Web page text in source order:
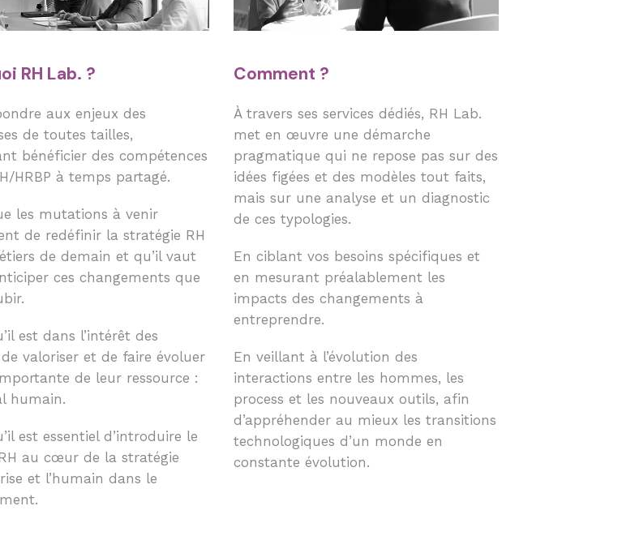
RH Lab. ?
aux enjeux des
de toutes tailles,
bénéficier des compétences
HRBP à temps partagé.
les mutations à venir
de redéfinir la stratégie RH
de demain et qu’il vaut
ces changements que
est dans l’intérêt des
valoriser et de faire évoluer
de leur ressource :
humain.
est essentiel d’introduire le
au cœur de la stratégie
et l’humain dans le
Comment ?
À travers ses services dédiés, RH Lab.
met en œuvre une démarche
pragmatique qui ne repose pas sur des
idées figées et des modèles tout faits,
mais sur une analyse et un diagnostic
de ces typologies.
En ciblant vos besoins spécifiques et
en mesurant préalablement les
impacts des changements à
entreprendre.
En veillant à l’évolution des
interactions entre les hommes, les
process et les nouveaux outils, afin
d’appréhender au mieux les transitions
technologiques d’un monde en
constante évolution.